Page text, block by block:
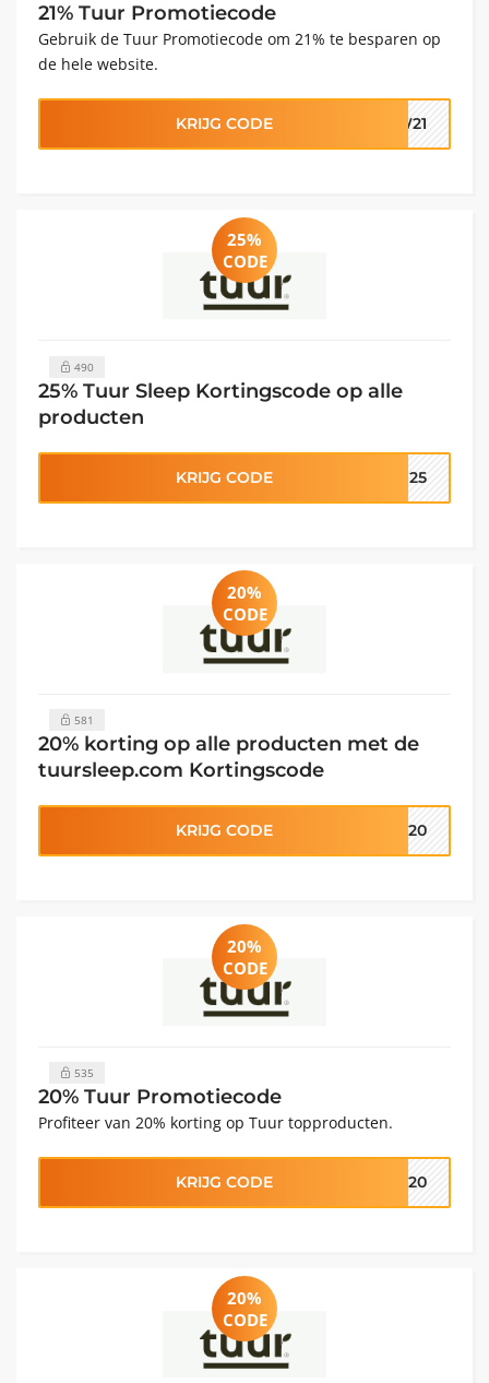
21% Tuur Promotiecode
Gebruik de Tuur Promotiecode om 21% te besparen op
de hele website.
KRIJG CODE TW21
25%
CODE
490
25% Tuur Sleep Kortingscode op alle
producten
KRIJG CODE EN25
20%
CODE
581
20% korting op alle producten met de
tuursleep.com Kortingscode
KRIJG CODE R20
20%
CODE
535
20% Tuur Promotiecode
Profiteer van 20% korting op Tuur topproducten.
KRIJG CODE R20
20%
CODE